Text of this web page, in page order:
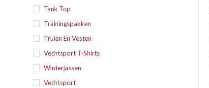
Tank Top
Trainingspakken
Truien En Vesten
Vechtsport T-Shirts
Winterjassen
Vechtsport